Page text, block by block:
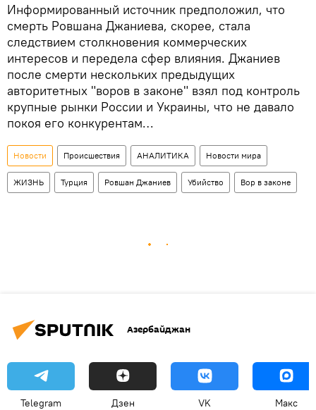
Информированный источник предположил, что
смерть Ровшана Джаниева, скорее, стала
следствием столкновения коммерческих
интересов и передела сфер влияния. Джаниев
после смерти нескольких предыдущих
авторитетных "воров в законе" взял под контроль
крупные рынки России и Украины, что не давало
покоя его конкурентам…
Новости Происшествия АНАЛИТИКА Новости мира
ЖИЗНЬ Турция Ровшан Джаниев Убийство Вор в законе
Азербайджан
Telegram Дзен VK Макс